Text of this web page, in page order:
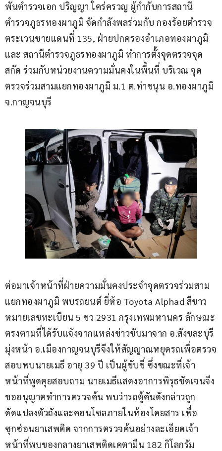
พันตำรวจเอก ปริญญา ใคร่ครวญ ผู้กำกับการสถานี
ตำรวจภูธรทองผาภูมิ จัดกำลังพลร่วมกับ กองร้อยตำรวจ
ตระเวนชายแดนที่ 135, ฝ่ายปกครองอำเภอทองผาภูมิ
และ สถานีตำรวจภูธรทองผาภูมิ ทำการตั้งจุดตรวจจุด
สกัด ร่วมกับหน่วยงานความมั่นคงในพื้นที่ บริเวณ จุด
ตรวจร่วมสามแยกทองผาภูมิ ม.1 ต.ท่าขนุน อ.ทองผาภูมิ
จ.กาญจนบุรี
ต่อมาเจ้าหน้าที่ฝ่ายความมั่นคงประจำจุดตรวจร่วมสาม
แยกทองผาภูมิ พบรถยนต์ ยี่ห้อ Toyota Alphad สีขาว
หมายเลขทะเบียน 5 ขว 2931 กรุงเทพมหานคร ลักษณะ
ตรงตามที่ได้รับแจ้งจากแหล่งข่าวขับมาจาก อ.สังขละบุรี
มุ่งหน้า อ.เมืองกาญจนบุรีจึงให้สัญญาณหยุดรถเพื่อตรวจ
สอบพบนายเมธี อายุ 39 ปี เป็นผู้ขับขี่ ซึ่งขณะที่เจ้า
หน้าที่พูดคุยสอบถาม นายเมธีแสดงอาการพิรุธชัดเจนจึง
ขออนุญาตทำการตรวจค้น พบว่ารถตู้คันดังกล่าวถูก
ดัดแปลงตัวถังและคอนโซลภายในห้องโดยสาร เพื่อ
ซุกซ่อนยาเสพติด จากการตรวจค้นอย่างละเอียดเจ้า
หน้าที่พบของกลางยาเสพติดเคตามีน 182 กิโลกรัม